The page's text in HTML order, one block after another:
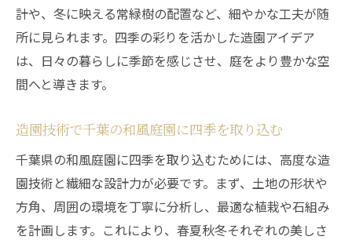
計や、冬に映える常緑樹の配置など、細やかな工夫が随
所に見られます。四季の彩りを活かした造園アイデア
は、日々の暮らしに季節を感じさせ、庭をより豊かな空
間へと導きます。
造園技術で千葉の和風庭園に四季を取り込む
千葉県の和風庭園に四季を取り込むためには、高度な造
園技術と繊細な設計力が必要です。まず、土地の形状や
方角、周囲の環境を丁寧に分析し、最適な植栽や石組み
を計画します。これにより、春夏秋冬それぞれの美しさ